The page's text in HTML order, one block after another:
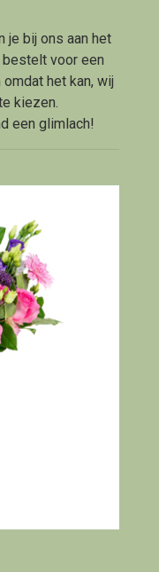
je bij ons aan het
voor een
het kan, wij
kiezen.
een glimlach!